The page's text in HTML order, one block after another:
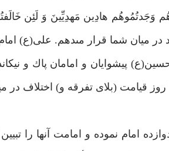
هادِين مَهدِيِّينَ وَ لَئِن
خود در ميان شما قرار مى‏دهم.
پيشوايان و امامان پاك و نيك‏اند
روز قيامت (بلاى تفرقه و) اختلاف
امام نموده و امامت آنها را